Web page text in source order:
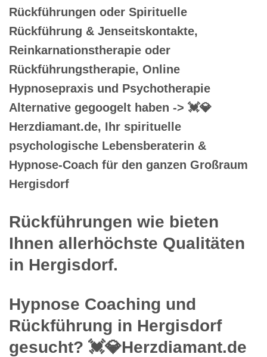
Rückführungen oder Spirituelle
Rückführung & Jenseitskontakte,
Reinkarnationstherapie oder
Rückführungstherapie, Online
Hypnosepraxis und Psychotherapie
Alternative gegoogelt haben -> 💓️💎
Herzdiamant.de, Ihr spirituelle
psychologische Lebensberaterin &
Hypnose-Coach für den ganzen Großraum
Hergisdorf
Rückführungen wie bieten
Ihnen allerhöchste Qualitäten
in Hergisdorf.
Hypnose Coaching und
Rückführung in Hergisdorf
gesucht? 💓️💎Herzdiamant.de